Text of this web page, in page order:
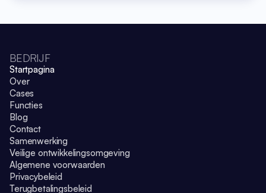
BEDRIJF
Startpagina
Over
Cases
Functies
Blog
Contact
Samenwerking
Veilige ontwikkelingsomgeving
Algemene voorwaarden
Privacybeleid
Terugbetalingsbeleid